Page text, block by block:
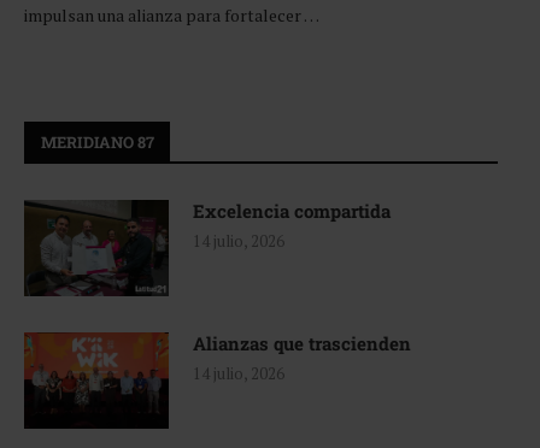
impulsan una alianza para fortalecer …
MERIDIANO 87
Excelencia compartida
14 julio, 2026
Alianzas que trascienden
14 julio, 2026